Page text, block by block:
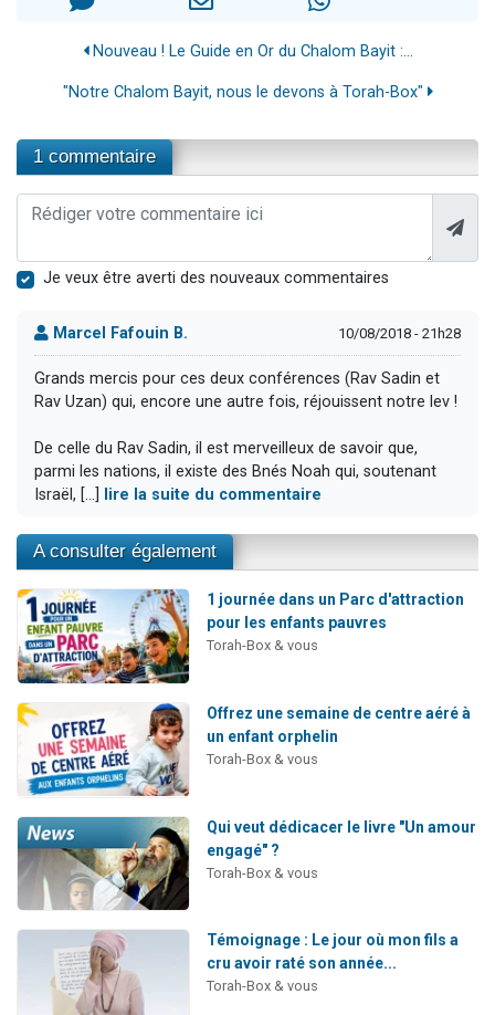
Nouveau ! Le Guide en Or du Chalom Bayit :...
"Notre Chalom Bayit, nous le devons à Torah-Box"
1 commentaire
Je veux être averti des nouveaux commentaires
Marcel Fafouin B. 10/08/2018 - 21h28
Grands mercis pour ces deux conférences (Rav Sadin et
Rav Uzan) qui, encore une autre fois, réjouissent notre lev !
De celle du Rav Sadin, il est merveilleux de savoir que,
parmi les nations, il existe des Bnés Noah qui, soutenant
Israël, [...]
lire la suite du commentaire
A consulter également
1 journée dans un Parc d'attraction
pour les enfants pauvres
Torah-Box & vous
Offrez une semaine de centre aéré à
un enfant orphelin
Torah-Box & vous
Qui veut dédicacer le livre "Un amour
engagé" ?
Torah-Box & vous
Témoignage : Le jour où mon fils a
cru avoir raté son année...
Torah-Box & vous